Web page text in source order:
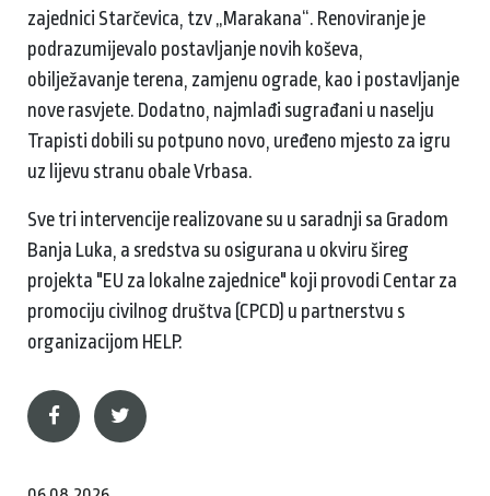
zajednici Starčevica, tzv „Marakana“. Renoviranje je
podrazumijevalo postavljanje novih koševa,
obilježavanje terena, zamjenu ograde, kao i postavljanje
nove rasvjete. Dodatno, najmlađi sugrađani u naselju
Trapisti dobili su potpuno novo, uređeno mjesto za igru
uz lijevu stranu obale Vrbasa.
Sve tri intervencije realizovane su u saradnji sa Gradom
Banja Luka, a sredstva su osigurana u okviru šireg
projekta "EU za lokalne zajednice" koji provodi Centar za
promociju civilnog društva (CPCD) u partnerstvu s
organizacijom HELP.